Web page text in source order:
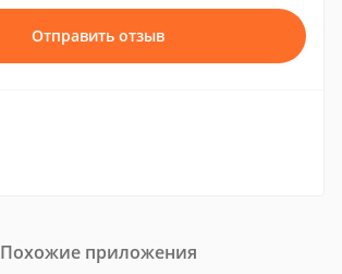
Отправить отзыв
Похожие приложения